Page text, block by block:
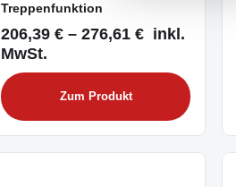
Treppenfunktion
206,39 € – 276,61 € inkl.
MwSt.
Zum Produkt